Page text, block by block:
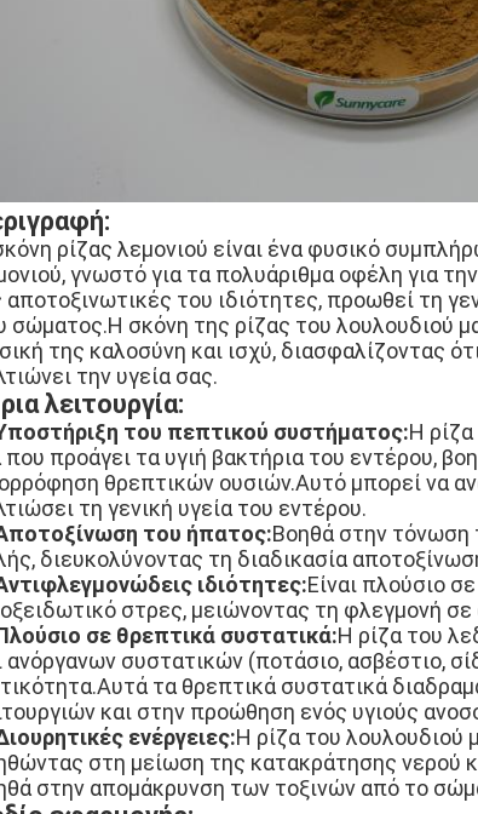
ρίζας λεμονιού είναι ένα φυσικό
γνωστό για τα πολυάριθμα οφέλη για
αποτοξινωτικές του ιδιότητες, προωθεί τη
σώματος.Η σκόνη της ρίζας του λουλουδιού
της καλοσύνη και ισχύ, διασφαλίζοντας
την υγεία σας.
λειτουργία:
του πεπτικού συστήματος:Η ρίζα
που προάγει τα υγιή βακτήρια του εντέρου,
θρεπτικών ουσιών.Αυτό μπορεί να
τη γενική υγεία του εντέρου.
του ήπατος:Βοηθά στην τόνωση
διευκολύνοντας τη διαδικασία
ιδιότητες:Είναι πλούσιο
στρες, μειώνοντας τη φλεγμονή
σε θρεπτικά συστατικά:Η ρίζα του
ανόργανων συστατικών (ποτάσιο, ασβέστιο,
τα θρεπτικά συστατικά
και στην προώθηση ενός υγιούς
ενέργειες:Η ρίζα του λουλουδιού
στη μείωση της κατακράτησης νερού
στην απομάκρυνση των τοξινών από το